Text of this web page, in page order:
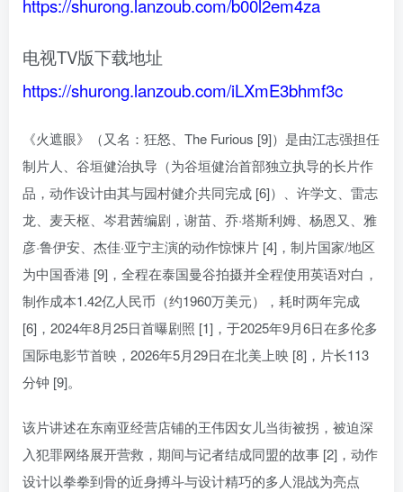
https://shurong.lanzoub.com/b00l2em4za
电视TV版下载地址
https://shurong.lanzoub.com/iLXmE3bhmf3c
《火遮眼》（又名：狂怒、The Furious [9]）是由江志强担任
制片人、谷垣健治执导（为谷垣健治首部独立执导的长片作
品，动作设计由其与园村健介共同完成 [6]）、许学文、雷志
龙、麦天枢、岑君茜编剧，谢苗、乔·塔斯利姆、杨恩又、雅
彦·鲁伊安、杰佳·亚宁主演的动作惊悚片 [4]，制片国家/地区
为中国香港 [9]，全程在泰国曼谷拍摄并全程使用英语对白，
制作成本1.42亿人民币（约1960万美元），耗时两年完成
[6]，2024年8月25日首曝剧照 [1]，于2025年9月6日在多伦多
国际电影节首映，2026年5月29日在北美上映 [8]，片长113
分钟 [9]。
该片讲述在东南亚经营店铺的王伟因女儿当街被拐，被迫深
入犯罪网络展开营救，期间与记者结成同盟的故事 [2]，动作
设计以拳拳到骨的近身搏斗与设计精巧的多人混战为亮点